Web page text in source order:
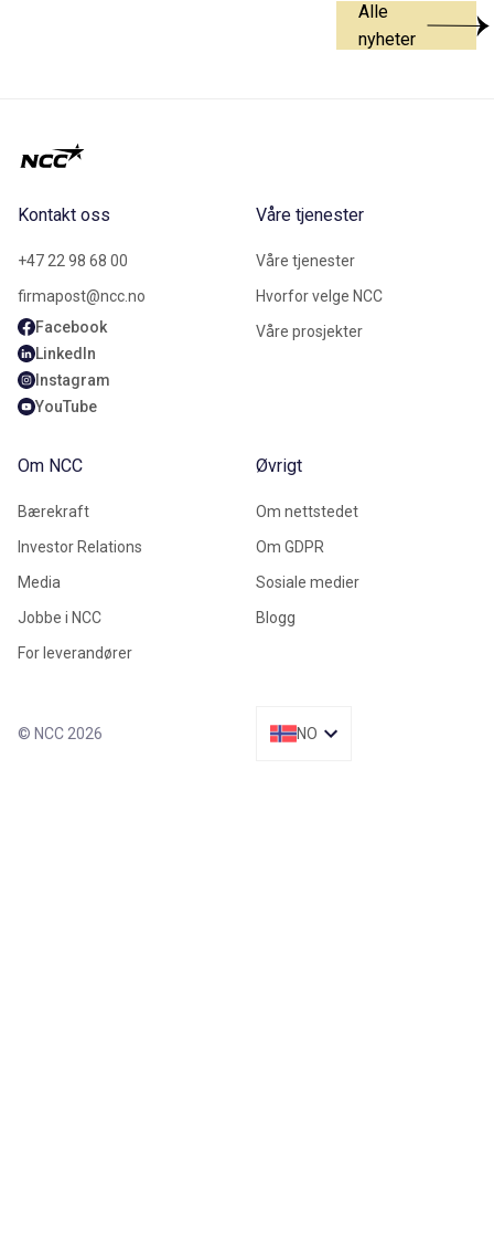
Alle
nyheter
Kontakt oss
+47 22 98 68 00
firmapost@ncc.no
Facebook
LinkedIn
Instagram
YouTube
Våre tjenester
Våre tjenester
Hvorfor velge NCC
Våre prosjekter
Om NCC
Bærekraft
Investor Relations
Media
Jobbe i NCC
For leverandører
Øvrigt
Om nettstedet
Om GDPR
Sosiale medier
Blogg
© NCC 2026 NO